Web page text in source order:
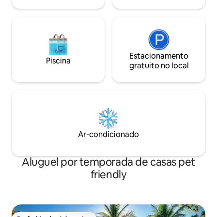
Piscina
Estacionamento
gratuito no local
Ar-condicionado
Aluguel por temporada de casas pet
friendly